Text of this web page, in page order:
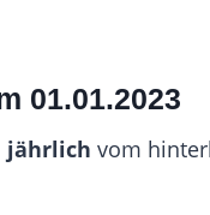
01.01.2023
jährlich vom